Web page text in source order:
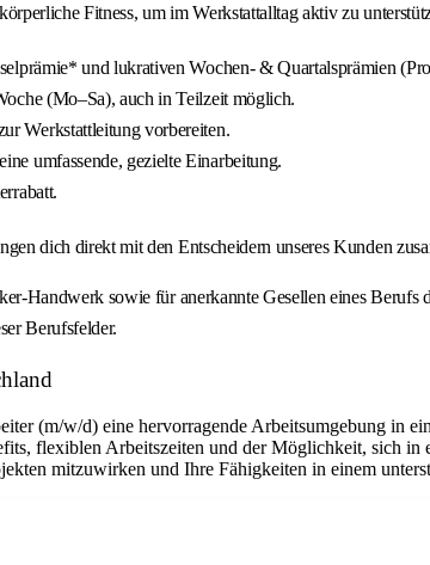
Fitness, um im Werkstattalltag aktiv zu
und lukrativen Wochen- & Quartalsprämien
(Mo–Sa), auch in Teilzeit möglich.
Werkstattleitung vorbereiten.
umfassende, gezielte Einarbeitung.
dich direkt mit den Entscheidern unseres Kunden
Handwerk sowie für anerkannte Gesellen eines Berufs
Berufsfelder.
(m/w/d) eine hervorragende Arbeitsumgebung in
flexiblen Arbeitszeiten und der Möglichkeit, sich
mitzuwirken und Ihre Fähigkeiten in einem